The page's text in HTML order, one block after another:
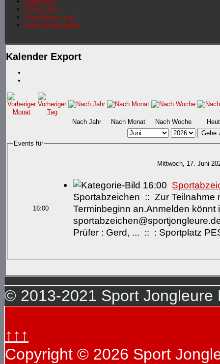
Datenschutz
Inhalt Hauptmenü
Inhalt Sportangebot
Kalender Export
Nach Jahr Nach Monat Nach Woche
Gehe
Events für
Mittwoch, 17. Juni
16:00
16:00
Sportabzeichen :: Zur Teilnahme
Terminbeginn an.Anmelden könnt
Prüfer : Gerd, ... :: : Sportplatz
© 2013-2021 Sport Jongleure
↑↑↑
Copyright © 2026 Sport